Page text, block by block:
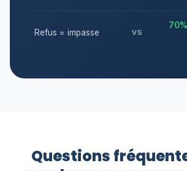
Refus = impasse VS
Questions